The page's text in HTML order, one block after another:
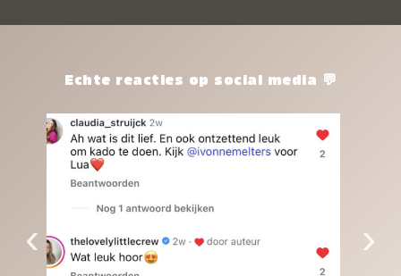
het waard.Echte reacties op social media 💬
‹ ›